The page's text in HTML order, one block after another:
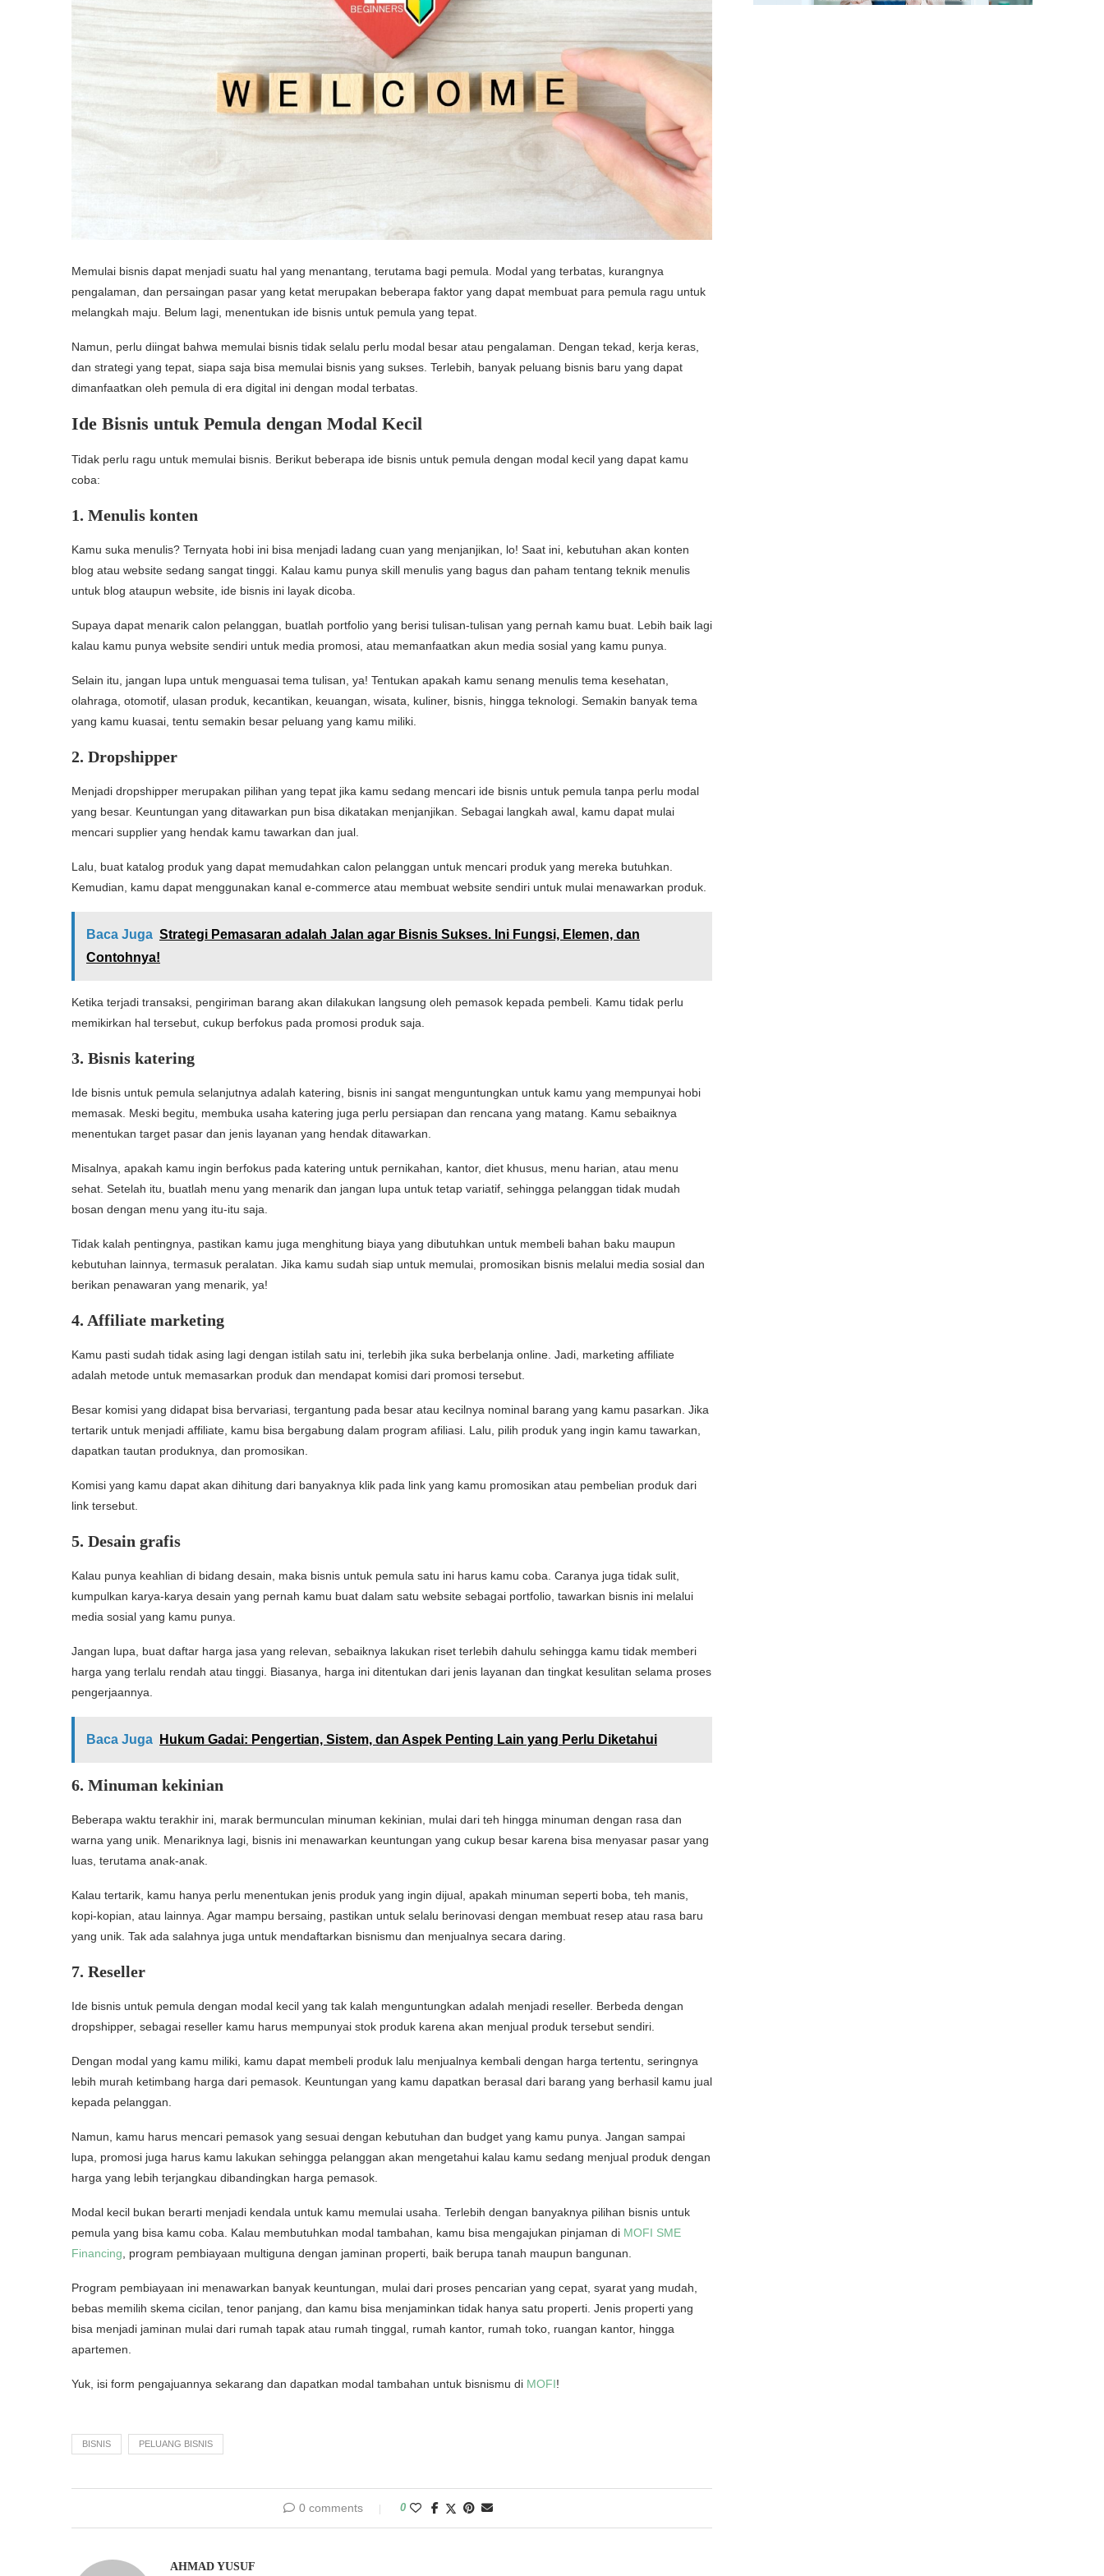
Memulai bisnis dapat menjadi suatu hal yang menantang, terutama bagi pemula. Modal yang terbatas, kurangnya
pengalaman, dan persaingan pasar yang ketat merupakan beberapa faktor yang dapat membuat para pemula ragu untuk
melangkah maju. Belum lagi, menentukan ide bisnis untuk pemula yang tepat.
Namun, perlu diingat bahwa memulai bisnis tidak selalu perlu modal besar atau pengalaman. Dengan tekad, kerja keras,
dan strategi yang tepat, siapa saja bisa memulai bisnis yang sukses. Terlebih, banyak peluang bisnis baru yang dapat
dimanfaatkan oleh pemula di era digital ini dengan modal terbatas.
Ide Bisnis untuk Pemula dengan Modal Kecil
Tidak perlu ragu untuk memulai bisnis. Berikut beberapa ide bisnis untuk pemula dengan modal kecil yang dapat kamu
coba:
1. Menulis konten
Kamu suka menulis? Ternyata hobi ini bisa menjadi ladang cuan yang menjanjikan, lo! Saat ini, kebutuhan akan konten
blog atau website sedang sangat tinggi. Kalau kamu punya skill menulis yang bagus dan paham tentang teknik menulis
untuk blog ataupun website, ide bisnis ini layak dicoba.
Supaya dapat menarik calon pelanggan, buatlah portfolio yang berisi tulisan-tulisan yang pernah kamu buat. Lebih baik lagi
kalau kamu punya website sendiri untuk media promosi, atau memanfaatkan akun media sosial yang kamu punya.
Selain itu, jangan lupa untuk menguasai tema tulisan, ya! Tentukan apakah kamu senang menulis tema kesehatan,
olahraga, otomotif, ulasan produk, kecantikan, keuangan, wisata, kuliner, bisnis, hingga teknologi. Semakin banyak tema
yang kamu kuasai, tentu semakin besar peluang yang kamu miliki.
2. Dropshipper
Menjadi dropshipper merupakan pilihan yang tepat jika kamu sedang mencari ide bisnis untuk pemula tanpa perlu modal
yang besar. Keuntungan yang ditawarkan pun bisa dikatakan menjanjikan. Sebagai langkah awal, kamu dapat mulai
mencari supplier yang hendak kamu tawarkan dan jual.
Lalu, buat katalog produk yang dapat memudahkan calon pelanggan untuk mencari produk yang mereka butuhkan.
Kemudian, kamu dapat menggunakan kanal e-commerce atau membuat website sendiri untuk mulai menawarkan produk.
Baca Juga Strategi Pemasaran adalah Jalan agar Bisnis Sukses. Ini Fungsi, Elemen, dan
Contohnya!
Ketika terjadi transaksi, pengiriman barang akan dilakukan langsung oleh pemasok kepada pembeli. Kamu tidak perlu
memikirkan hal tersebut, cukup berfokus pada promosi produk saja.
3. Bisnis katering
Ide bisnis untuk pemula selanjutnya adalah katering, bisnis ini sangat menguntungkan untuk kamu yang mempunyai hobi
memasak. Meski begitu, membuka usaha katering juga perlu persiapan dan rencana yang matang. Kamu sebaiknya
menentukan target pasar dan jenis layanan yang hendak ditawarkan.
Misalnya, apakah kamu ingin berfokus pada katering untuk pernikahan, kantor, diet khusus, menu harian, atau menu
sehat. Setelah itu, buatlah menu yang menarik dan jangan lupa untuk tetap variatif, sehingga pelanggan tidak mudah
bosan dengan menu yang itu-itu saja.
Tidak kalah pentingnya, pastikan kamu juga menghitung biaya yang dibutuhkan untuk membeli bahan baku maupun
kebutuhan lainnya, termasuk peralatan. Jika kamu sudah siap untuk memulai, promosikan bisnis melalui media sosial dan
berikan penawaran yang menarik, ya!
4. Affiliate marketing
Kamu pasti sudah tidak asing lagi dengan istilah satu ini, terlebih jika suka berbelanja online. Jadi, marketing affiliate
adalah metode untuk memasarkan produk dan mendapat komisi dari promosi tersebut.
Besar komisi yang didapat bisa bervariasi, tergantung pada besar atau kecilnya nominal barang yang kamu pasarkan. Jika
tertarik untuk menjadi affiliate, kamu bisa bergabung dalam program afiliasi. Lalu, pilih produk yang ingin kamu tawarkan,
dapatkan tautan produknya, dan promosikan.
Komisi yang kamu dapat akan dihitung dari banyaknya klik pada link yang kamu promosikan atau pembelian produk dari
link tersebut.
5. Desain grafis
Kalau punya keahlian di bidang desain, maka bisnis untuk pemula satu ini harus kamu coba. Caranya juga tidak sulit,
kumpulkan karya-karya desain yang pernah kamu buat dalam satu website sebagai portfolio, tawarkan bisnis ini melalui
media sosial yang kamu punya.
Jangan lupa, buat daftar harga jasa yang relevan, sebaiknya lakukan riset terlebih dahulu sehingga kamu tidak memberi
harga yang terlalu rendah atau tinggi. Biasanya, harga ini ditentukan dari jenis layanan dan tingkat kesulitan selama proses
pengerjaannya.
Baca Juga Hukum Gadai: Pengertian, Sistem, dan Aspek Penting Lain yang Perlu Diketahui
6. Minuman kekinian
Beberapa waktu terakhir ini, marak bermunculan minuman kekinian, mulai dari teh hingga minuman dengan rasa dan
warna yang unik. Menariknya lagi, bisnis ini menawarkan keuntungan yang cukup besar karena bisa menyasar pasar yang
luas, terutama anak-anak.
Kalau tertarik, kamu hanya perlu menentukan jenis produk yang ingin dijual, apakah minuman seperti boba, teh manis,
kopi-kopian, atau lainnya. Agar mampu bersaing, pastikan untuk selalu berinovasi dengan membuat resep atau rasa baru
yang unik. Tak ada salahnya juga untuk mendaftarkan bisnismu dan menjualnya secara daring.
7. Reseller
Ide bisnis untuk pemula dengan modal kecil yang tak kalah menguntungkan adalah menjadi reseller. Berbeda dengan
dropshipper, sebagai reseller kamu harus mempunyai stok produk karena akan menjual produk tersebut sendiri.
Dengan modal yang kamu miliki, kamu dapat membeli produk lalu menjualnya kembali dengan harga tertentu, seringnya
lebih murah ketimbang harga dari pemasok. Keuntungan yang kamu dapatkan berasal dari barang yang berhasil kamu jual
kepada pelanggan.
Namun, kamu harus mencari pemasok yang sesuai dengan kebutuhan dan budget yang kamu punya. Jangan sampai
lupa, promosi juga harus kamu lakukan sehingga pelanggan akan mengetahui kalau kamu sedang menjual produk dengan
harga yang lebih terjangkau dibandingkan harga pemasok.
Modal kecil bukan berarti menjadi kendala untuk kamu memulai usaha. Terlebih dengan banyaknya pilihan bisnis untuk
pemula yang bisa kamu coba. Kalau membutuhkan modal tambahan, kamu bisa mengajukan pinjaman di MOFI SME
Financing , program pembiayaan multiguna dengan jaminan properti, baik berupa tanah maupun bangunan.
Program pembiayaan ini menawarkan banyak keuntungan, mulai dari proses pencarian yang cepat, syarat yang mudah,
bebas memilih skema cicilan, tenor panjang, dan kamu bisa menjaminkan tidak hanya satu properti. Jenis properti yang
bisa menjadi jaminan mulai dari rumah tapak atau rumah tinggal, rumah kantor, rumah toko, ruangan kantor, hingga
apartemen.
Yuk, isi form pengajuannya sekarang dan dapatkan modal tambahan untuk bisnismu di MOFI!
BISNIS PELUANG BISNIS
0 comments 0
AHMAD YUSUF